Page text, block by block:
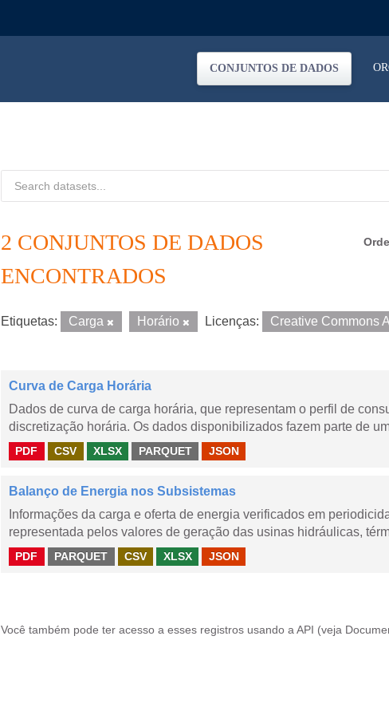
CONJUNTOS DE DADOS
2 CONJUNTOS DE DADOS
ENCONTRADOS
Etiquetas: Carga Horário Licenças: Creative Commons
Curva de Carga Horária
Dados de curva de carga horária, que representam o perfil de
discretização horária. Os dados disponibilizados fazem parte de
PDF CSV XLSX PARQUET JSON
Balanço de Energia nos Subsistemas
Informações da carga e oferta de energia verificados em
representada pelos valores de geração das usinas hidráulicas,
PDF PARQUET CSV XLSX JSON
Você também pode ter acesso a esses registros usando a API (veja